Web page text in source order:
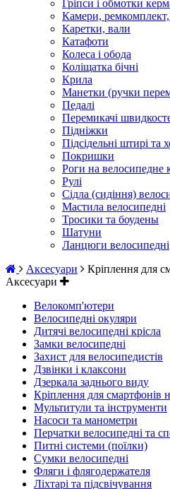
Гріпси і обмотки
Камери,
Каретки, вали
Катафоти
Колеса і обода
Коліщатка бічні
Крила
Манетки (ручки
Педалі
Перемикачі
Підніжки
Підсідельні штирі та
Покришки
Роги на велосипедне
Рулі
Сідла (сидіння)
Мастила велосипедні
Тросики та боудены
Шатуни
Ланцюги велосипедні
Аксесуари
Кріплення для
Аксесуари
Велокомп'ютери
Велосипедні окуляри
Дитячі велосипедні крісла
Замки велосипедні
Захист для велосипедистів
Дзвінки і клаксони
Дзеркала заднього виду
Кріплення для смартфонів
Мультитули та інструменти
Насоси та манометри
Перчатки велосипедні та
Питні системи (поїлки)
Сумки велосипедні
Фляги і флягодержателя
Ліхтарі та підсвічування